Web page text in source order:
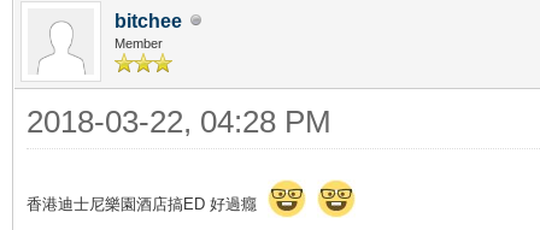
bitchee
Member
2018-03-22, 04:28 PM
香港迪士尼樂園酒店搞ED 好過癮